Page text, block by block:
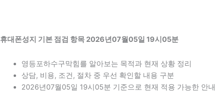
휴대폰성지 기본 점검 항목 2026년07월05일 19시05분
영등포하수구막힘를 알아보는 목적과 현재 상황 정리
상담, 비용, 조건, 절차 중 우선 확인할 내용 구분
2026년07월05일 19시05분 기준으로 현재 적용 가능한 안내